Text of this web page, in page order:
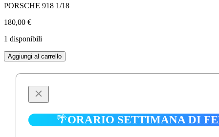
PORSCHE 918 1/18
180,00 €
1 disponibili
PORSCHE
918
Aggiungi al carrello
🌴ORARIO SETTIMANA DI